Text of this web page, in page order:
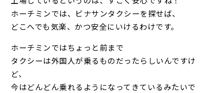
ホーチミンでは、ビナサンタクシーを探せば、
どこへでも気楽、かつ安全にいけるわけです。
ホーチミンではちょっと前まで
タクシーは外国人が乗るものだったらしいんですけ
ど、
今はどんどん乗れるようになってきているみたいで